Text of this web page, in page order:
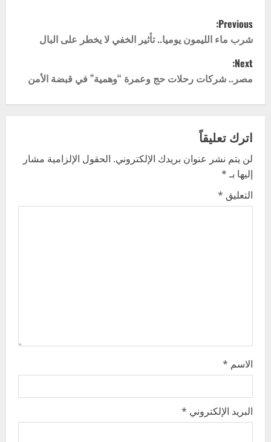
P
o
s
a
v
i
n
Previous:
شرب ماء الليمون يوميا.. تأثير الخفي لا يخطر على البال
Next:
مصر.. شركات رحلات حج وعمرة “وهمية” في قبضة الأمن
اترك تعليقاً
لن يتم نشر عنوان بريدك الإلكتروني. الحقول الإلزامية مشار
إليها بـ*
التعليق *
الاسم *
البريد الإلكتروني *